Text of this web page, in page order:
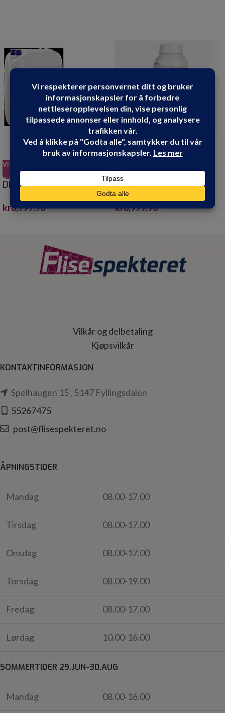
VIS PRODUKT
DESALIN C 30 LITER
kr6,999.90
DESALIN K 30 LITER
kr8,999.90
Vilkår og delbetaling
Kjøpsvilkår
KONTAKTINFORMASJON
Spelhaugen 15 , 5147 Fyllingsdalen
55267475
post@flisespekteret.no
ÅPNINGSTIDER
Mandag 08.00-17.00
Tirsdag 08.00-17.00
Onsdag 08.00-17.00
Torsdag 08.00-19.00
Fredag 08.00-17.00
Lørdag 10.00-16.00
SOMMERTIDER 29.JUN-30.AUG
Mandag 08.00-16.00